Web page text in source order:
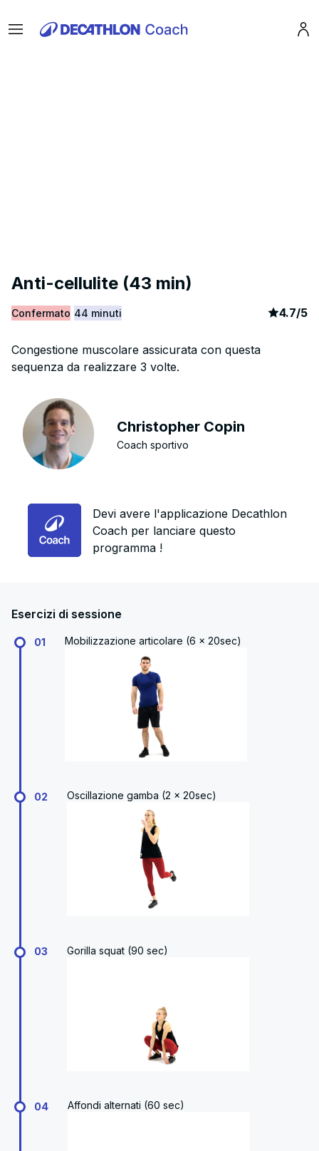
Menu
Anti-cellulite (43 min)
Confermato 44 minuti article
4.7/5
Congestione muscolare assicurata con questa
sequenza da realizzare 3 volte.
Christopher Copin
Coach sportivo
Devi avere l'applicazione Decathlon
Coach per lanciare questo
programma !
Esercizi di sessione
01 Mobilizzazione articolare (6 x 20sec)
02 Oscillazione gamba (2 x 20sec)
03 Gorilla squat (90 sec)
04 Affondi alternati (60 sec)